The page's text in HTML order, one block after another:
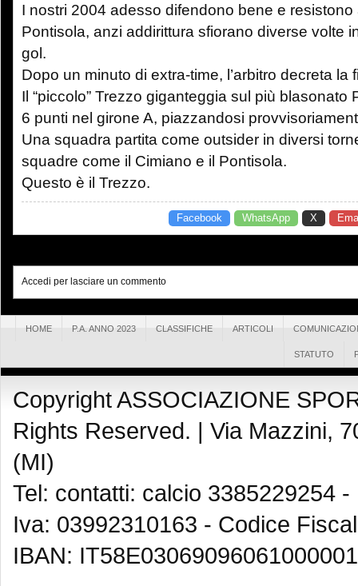
I nostri 2004 adesso difendono bene e resistono
Pontisola, anzi addirittura sfiorano diverse volte
gol.
Dopo un minuto di extra-time, l’arbitro decreta la
Il “piccolo” Trezzo giganteggia sul più blasonato
6 punti nel girone A, piazzandosi
Una squadra partita come outsider in diversi
squadre come il Cimiano e il Pontisola.
Questo è il Trezzo.
Facebook WhatsApp X
Accedi per lasciare un commento
HOME P.A. ANNO 2023 CLASSIFICHE ARTICOLI
STATUTO
Copyright ASSOCIAZIONE
Rights Reserved. | Via Mazzini,
(MI)
Tel: contatti: calcio 3385229254
Iva: 03992310163 - Codice
IBAN: